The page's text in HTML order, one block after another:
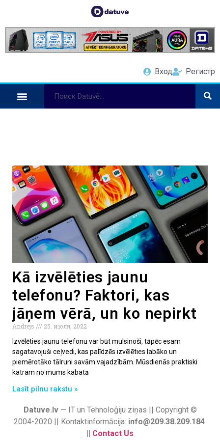
Вход Регистр
Kā izvēlēties jaunu
telefonu? Faktori, kas
jāņem vērā, un ko nepirkt
Andrejs
25. июля, 2022
Izvēlēties jaunu telefonu var būt mulsinoši, tāpēc esam
sagatavojuši ceļvedi, kas palīdzēs izvēlēties labāko un
piemērotāko tālruni savām vajadzībām. Mūsdienās praktiski
katram no mums kabatā
Lasīt pilnu rakstu »
Datuve.lv— IT un Tehnoloģiju ziņas || Copyright ©
2004-2020 || Kontaktinformācija: info@209.38.209.184
|| Contact Us